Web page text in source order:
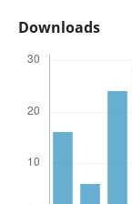
Downloads